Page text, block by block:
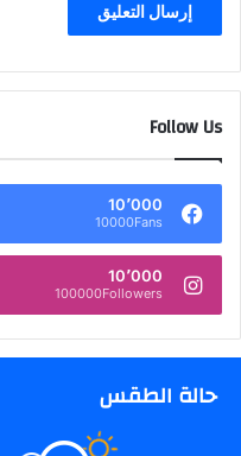
Follow Us
10٬000
10000Fans
10٬000
100000Followers
حالة الطقس